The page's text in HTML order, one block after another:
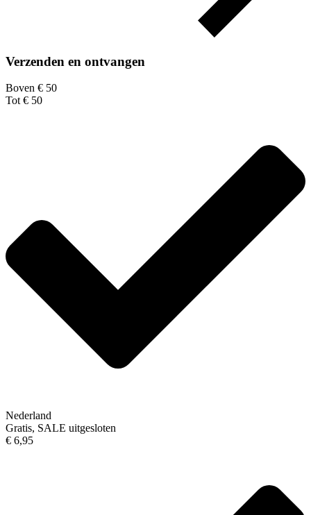
Verzenden en ontvangen
Boven € 50
Tot € 50
Nederland
Gratis, SALE uitgesloten
€ 6,95